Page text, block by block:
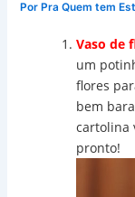
Por Pra Quem tem
Vaso de
um
flores
bem
cartolina
pronto!